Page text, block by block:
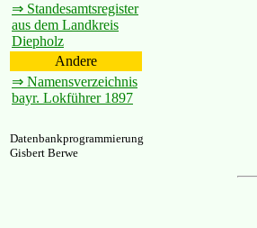
⇒ Standesamtsregister
aus dem Landkreis
Diepholz
Andere
⇒ Namensverzeichnis
bayr. Lokführer 1897
Datenbankprogrammierung
Gisbert Berwe